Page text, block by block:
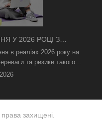
У 2026 РОЦІ З
ЯК АСИНХРОННИЙ
ПРОЦЕС
в реаліях 2026 року на
та ризики такого...
захищені.